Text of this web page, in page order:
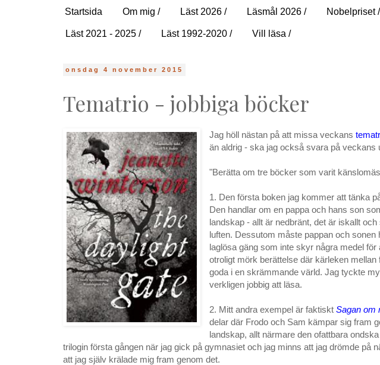
Startsida Om mig / Läst 2026 / Läsmål 2026 / Nobelpriset /
Läst 2021 - 2025 / Läst 1992-2020 / Vill läsa /
onsdag 4 november 2015
Tematrio - jobbiga böcker
Jag höll nästan på att missa veckans
än aldrig - ska jag också svara på veckans
"Berätta om tre böcker som varit
1. Den första boken jag kommer att tänka
Den handlar om en pappa och hans son
landskap - allt är nedbränt, det är iskallt
luften. Dessutom måste pappan och
laglösa gäng som inte skyr några medel för
otroligt mörk berättelse där kärleken
goda i en skrämmande värld. Jag tyckte
verkligen jobbig att läsa.
2. Mitt andra exempel är faktiskt Sagan om
delar där Frodo och Sam kämpar sig fram
landskap, allt närmare den ofattbara
trilogin första gången när jag gick på gymnasiet och jag minns att jag drömde på
att jag själv krälade mig fram genom det.